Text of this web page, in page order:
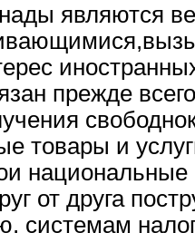
являются
прежде
товары и
национальные
от друга
системам